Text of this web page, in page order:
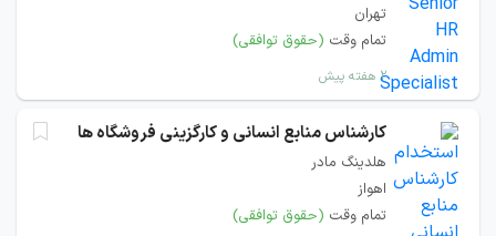
تهران
تمام وقت (حقوق توافقی)
۲ هفته پیش
کارشناس منابع انسانی و کارگزینی فروشگاه ها
هلدینگ مادر
اهواز
تمام وقت (حقوق توافقی)